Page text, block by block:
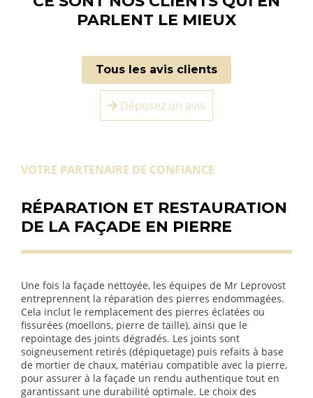
PARLENT LE MIEUX
Tous les avis clients
Déposez un avis
VOTRE PARTENAIRE DE CONFIANCE
RÉPARATION ET RESTAURATION
DE LA FAÇADE EN PIERRE
Une fois la façade nettoyée, les équipes de Mr Leprovost
entreprennent la réparation des pierres endommagées.
Cela inclut le remplacement des pierres éclatées ou
fissurées (moellons, pierre de taille), ainsi que le
repointage des joints dégradés. Les joints sont
soigneusement retirés (dépiquetage) puis refaits à base
de mortier de chaux, matériau compatible avec la pierre,
pour assurer à la façade un rendu authentique tout en
garantissant une durabilité optimale. Le choix des